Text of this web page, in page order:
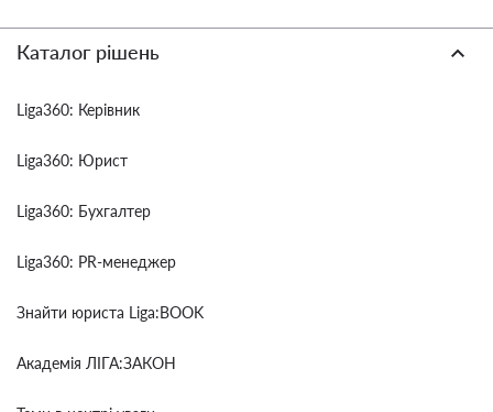
Каталог рішень
Liga360: Керівник
Liga360: Юрист
Liga360: Бухгалтер
Liga360: PR-менеджер
Знайти юриста Liga:BOOK
Академія ЛІГА:ЗАКОН